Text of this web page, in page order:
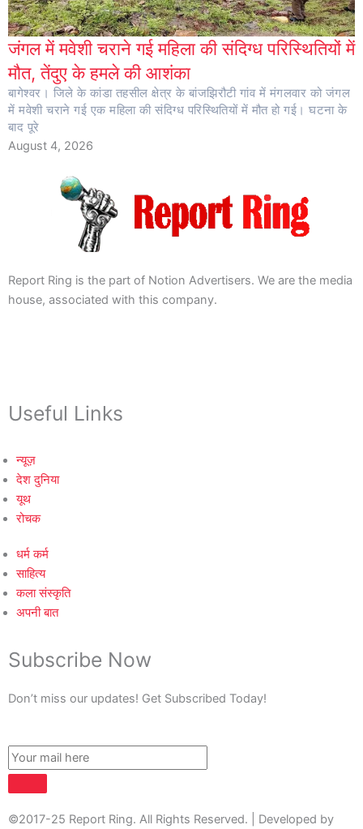
जंगल में मवेशी चराने गई महिला की संदिग्ध परिस्थितियों में
मौत, तेंदुए के हमले की आशंका
बागेश्वर। जिले के कांडा तहसील क्षेत्र के बांजझिरौटी गांव में मंगलवार को जंगल
में मवेशी चराने गई एक महिला की संदिग्ध परिस्थितियों में मौत हो गई। घटना के
बाद पूरे
August 4, 2026
Report Ring is the part of Notion Advertisers. We are the media
house, associated with this company.
Useful Links
न्यूज़
देश दुनिया
यूथ
रोचक
धर्म कर्म
साहित्य
कला संस्कृति
अपनी बात
Subscribe Now
Don’t miss our updates! Get Subscribed Today!
©2017-25 Report Ring. All Rights Reserved. | Developed by